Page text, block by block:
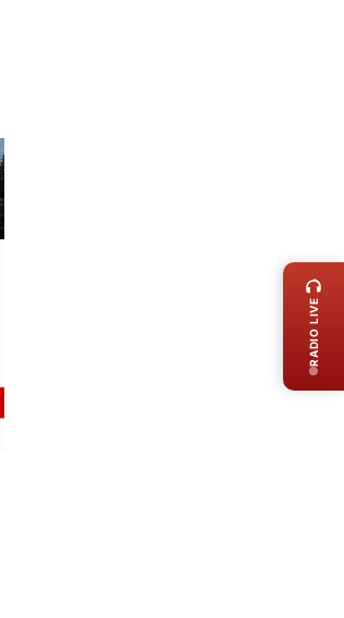
RADIO LIVE